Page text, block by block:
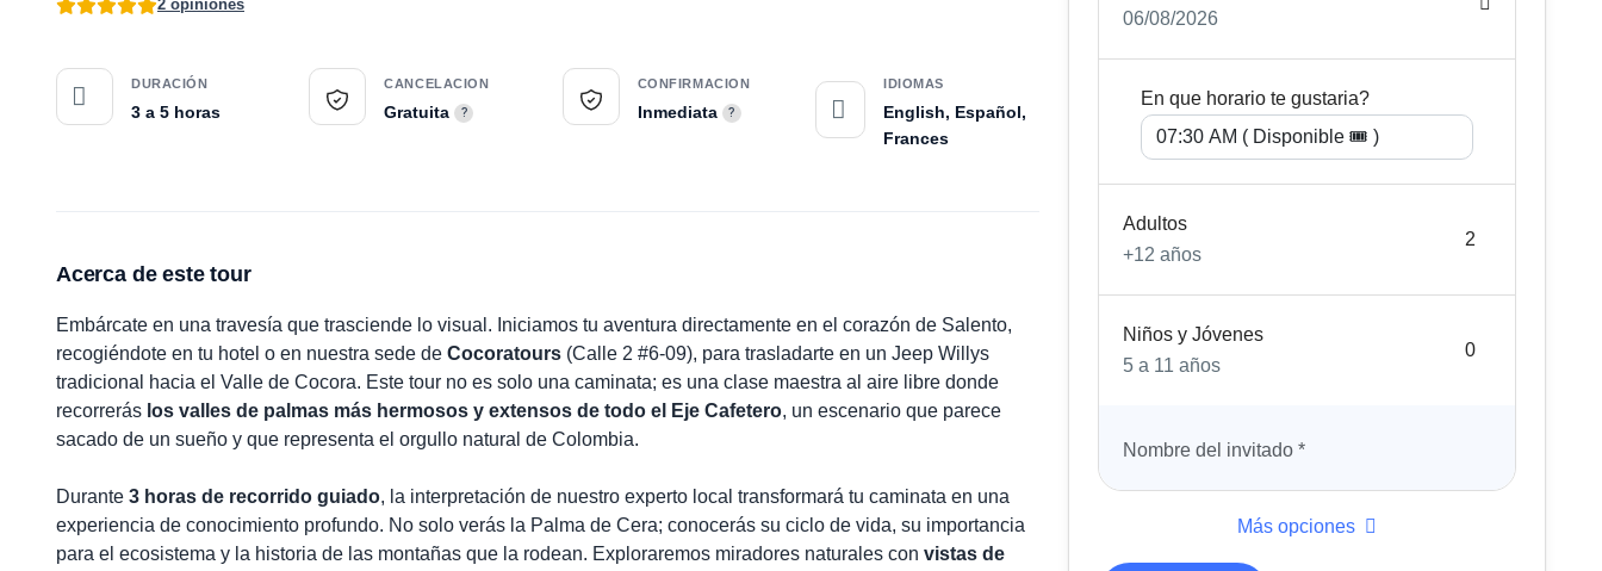
2 opiniones
DURACIÓN
3 a 5 horas
CANCELACION
Gratuita ?
CONFIRMACION
Inmediata ?
IDIOMAS
English, Español,
Frances
Acerca de este tour
Embárcate en una travesía que trasciende lo visual. Iniciamos tu aventura directamente en el corazón de Salento,
recogiéndote en tu hotel o en nuestra sede de Cocoratours (Calle 2 #6-09), para trasladarte en un Jeep Willys
tradicional hacia el Valle de Cocora. Este tour no es solo una caminata; es una clase maestra al aire libre donde
recorrerás los valles de palmas más hermosos y extensos de todo el Eje Cafetero, un escenario que parece
sacado de un sueño y que representa el orgullo natural de Colombia.
Durante 3 horas de recorrido guiado, la interpretación de nuestro experto local transformará tu caminata en una
experiencia de conocimiento profundo. No solo verás la Palma de Cera; conocerás su ciclo de vida, su importancia
para el ecosistema y la historia de las montañas que la rodean. Exploraremos miradores naturales con vistas de
06/08/2026
En que horario te gustaria?
Adultos
+12 años
Niños y Jóvenes
5 a 11 años
Nombre del invitado *
Más opciones